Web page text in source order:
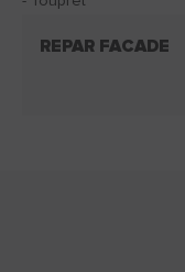
REPAR FACADE